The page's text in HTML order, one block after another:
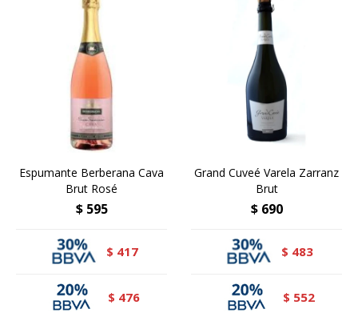
Espumante Berberana Cava
Brut Rosé
$ 595
$ 417
$ 476
Grand Cuveé Varela Zarranz
Brut
$ 690
$ 483
$ 552